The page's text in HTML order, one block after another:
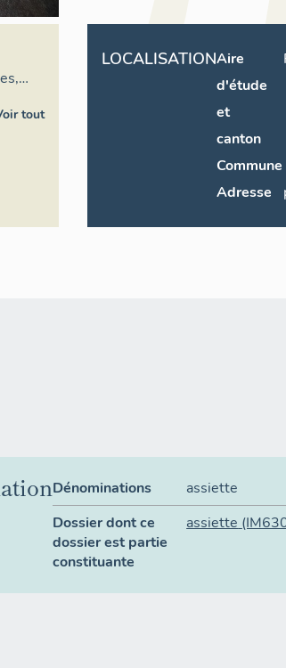
tout
LOCALISATIONAire
d'étude
et
canton
Commune
Adresse
Dénominations
assiette
Dossier dont ce
dossier est partie
constituante
assiette